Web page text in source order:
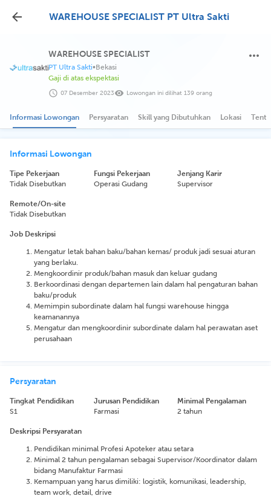
WAREHOUSE SPECIALIST PT Ultra Sakti
WAREHOUSE SPECIALIST
PT Ultra Sakti•Bekasi
Gaji di atas ekspektasi
Lowongan ini dilihat 139 orang
07 Desember 2023
Informasi Lowongan Persyaratan Skill yang Dibutuhkan Lokasi
Informasi Lowongan
Tipe Pekerjaan
Tidak Disebutkan
Fungsi Pekerjaan
Operasi Gudang
Jenjang Karir
Supervisor
Remote/On-site
Tidak Disebutkan
Job Deskripsi
Mengatur letak bahan baku/bahan kemas/ produk jadi sesuai aturan
yang berlaku.
Mengkoordinir produk/bahan masuk dan keluar gudang
Berkoordinasi dengan departemen lain dalam hal pengaturan bahan
baku/produk
Memimpin subordinate dalam hal fungsi warehouse hingga
keamanannya
Mengatur dan mengkoordinir subordinate dalam hal perawatan aset
perusahaan
Persyaratan
Tingkat Pendidikan
S1
Jurusan Pendidikan
Farmasi
Minimal Pengalaman
2 tahun
Deskripsi Persyaratan
Pendidikan minimal Profesi Apoteker atau setara
Minimal 2 tahun pengalaman sebagai Supervisor/Koordinator dalam
bidang Manufaktur Farmasi
Kemampuan yang harus dimiliki: logistik, komunikasi, leadership,
team work, detail, drive